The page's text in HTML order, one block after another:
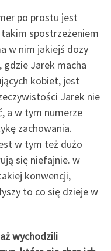
po prostu jest
spostrzeżeniem
w nim jakiejś dozy
, gdzie Jarek macha
kobiet, jest
Jarek nie
a w tym numerze
zachowania.
w tym też dużo
się niefajnie. w
konwencji,
to co się dzieje w
wychodzili